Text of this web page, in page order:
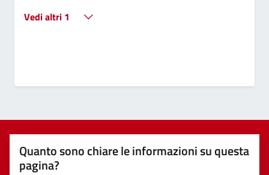
Vedi altri 1
Quanto sono chiare le informazioni su questa
pagina?